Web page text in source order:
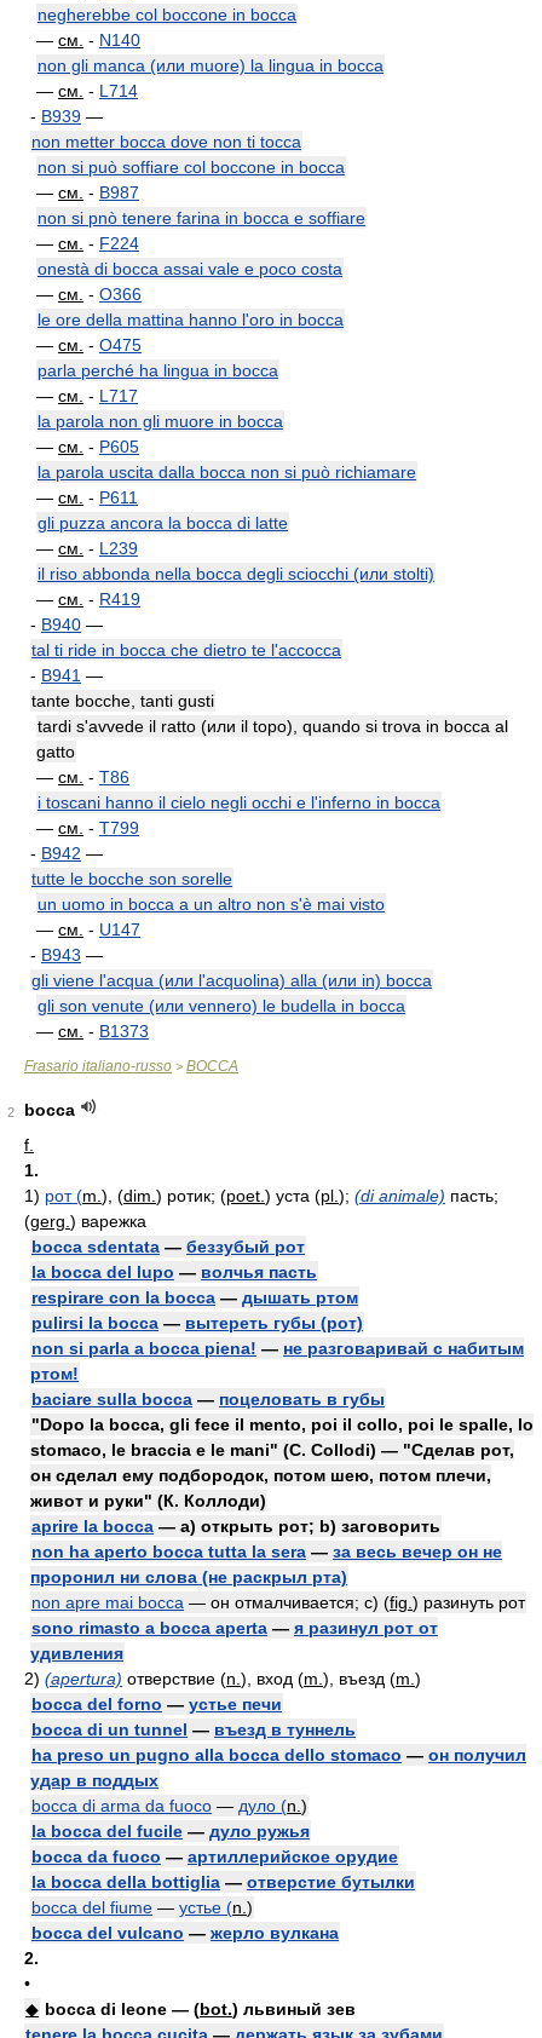
negherebbe col boccone in bocca
— см. - N140
non gli manca (или muore) la lingua in bocca
— см. - L714
- B939 —
non metter bocca dove non ti tocca
non si può soffiare col boccone in bocca
— см. - B987
non si pnò tenere farina in bocca e soffiare
— см. - F224
onestà di bocca assai vale e poco costa
— см. - O366
le ore della mattina hanno l'oro in bocca
— см. - O475
parla perché ha lingua in bocca
— см. - L717
la parola non gli muore in bocca
— см. - P605
la parola uscita dalla bocca non si può richiamare
— см. - P611
gli puzza ancora la bocca di latte
— см. - L239
il riso abbonda nella bocca degli sciocchi (или stolti)
— см. - R419
- B940 —
tal ti ride in bocca che dietro te l'accocca
- B941 —
tante bocche, tanti gusti
tardi s'avvede il ratto (или il topo), quando si trova in bocca al
gatto
— см. - T86
i toscani hanno il cielo negli occhi e l'inferno in bocca
— см. - T799
- B942 —
tutte le bocche son sorelle
un uomo in bocca a un altro non s'è mai visto
— см. - U147
- B943 —
gli viene l'acqua (или l'acquolina) alla (или in) bocca
gli son venute (или vennero) le budella in bocca
— см. - B1373
Frasario italiano-russo > BOCCA
2
bocca
f.
1.
1) рот (m. ), (dim. ) ротик; (poet. ) уста (pl. ); (di animale) пасть;
(gerg. ) варежка
bocca sdentata — беззубый рот
la bocca del lupo — волчья пасть
respirare con la bocca — дышать ртом
pulirsi la bocca — вытереть губы (рот)
non si parla a bocca piena! — не разговаривай с набитым
ртом!
baciare sulla bocca — поцеловать в губы
"Dopo la bocca, gli fece il mento, poi il collo, poi le spalle, lo
stomaco, le braccia e le mani" (C. Collodi) — "Сделав рот,
он сделал ему подбородок, потом шею, потом плечи,
живот и руки" (К. Коллоди)
aprire la bocca — a) открыть рот; b) заговорить
non ha aperto bocca tutta la sera — за весь вечер он не
проронил ни слова (не раскрыл рта)
non apre mai bocca — он отмалчивается; c) (fig. ) разинуть рот
sono rimasto a bocca aperta — я разинул рот от
удивления
2) (apertura) отверствие (n. ), вход (m. ), въезд (m. )
bocca del forno — устье печи
bocca di un tunnel — въезд в туннель
ha preso un pugno alla bocca dello stomaco — он получил
удар в поддых
bocca di arma da fuoco — дуло (n. )
la bocca del fucile — дуло ружья
bocca da fuoco — артиллерийское орудие
la bocca della bottiglia — отверстие бутылки
bocca del fiume — устье (n. )
bocca del vulcano — жерло вулкана
2.
•
◆ bocca di leone — (bot.) львиный зев